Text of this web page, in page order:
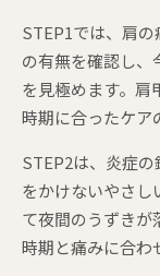
STEP1では、肩
の有無を確認し、
を見極めます。肩
時期に合ったケア
STEP2は、炎症
をかけないやさし
て夜間のうずきが
時期と痛みに合わ